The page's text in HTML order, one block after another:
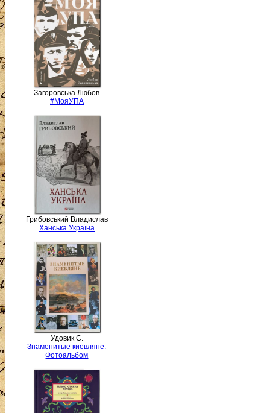
Загоровська Любов
#МояУПА
Грибовський Владислав
Ханська Україна
Удовик С.
Знаменитые киевляне.
Фотоальбом